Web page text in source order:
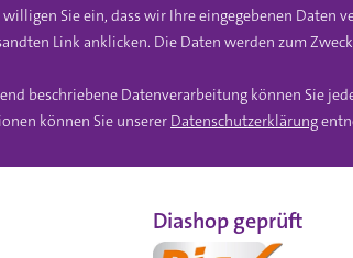
Sie ein, dass wir Ihre eingegebenen
Link anklicken. Die Daten werden zum
beschriebene Datenverarbeitung können Sie
können Sie unserer Datenschutzerklärung
Diashop geprüft